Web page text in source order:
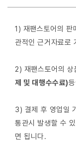
1) 재팬스토어의 판
관적인 근거자료로
2) 재팬스토어의 상
제 및 대행수수료)
3) 결제 후 영업일
통관시 발생할 수
면 됩니다.